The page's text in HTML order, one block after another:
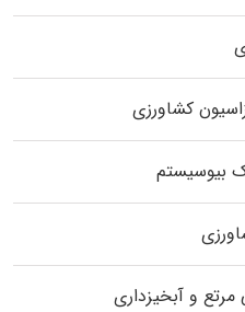
کشاورزی
بیوسیستم
و آبخیزداری